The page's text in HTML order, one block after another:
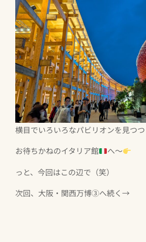
横目でいろいろなパビリオンを見つつ
お待ちかねのイタリア館
へ〜
っと、今回はこの辺で（笑）
次回、大阪・関西万博③へ続く→